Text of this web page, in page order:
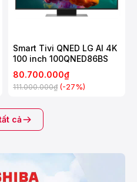
Smart Tivi QNED LG AI 4K
100 inch 100QNED86BS
80.700.000₫
111.000.000₫ (-27%)
cả